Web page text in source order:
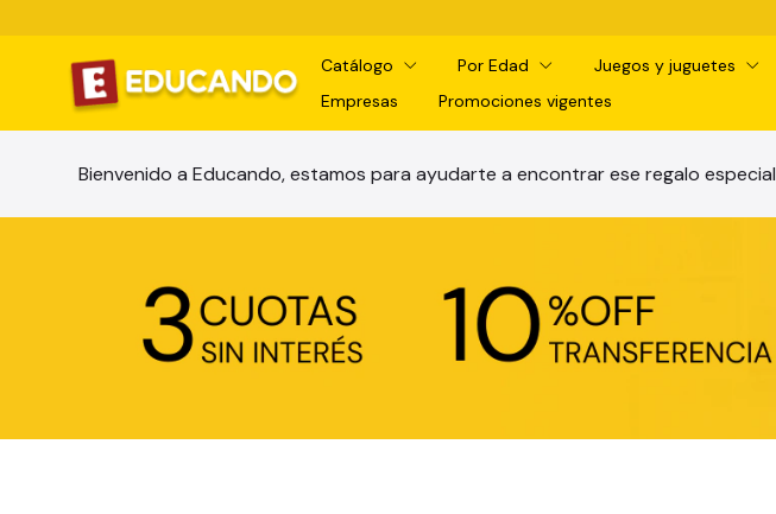
Catálogo Por Edad Juegos y juguetes
Empresas
Promociones vigentes
Bienvenido a Educando, estamos para ayudarte a encontrar ese regalo especial